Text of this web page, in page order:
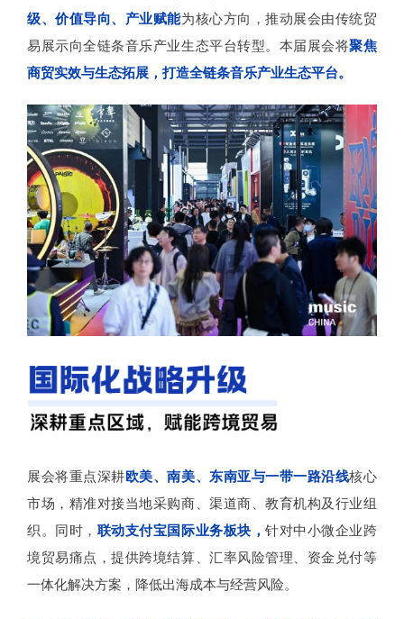
级、价值导向、产业赋能为核心方向，推动展会由传统贸
易展示向全链条音乐产业生态平台转型。本届展会将聚焦
商贸实效与生态拓展，打造全链条音乐产业生态平台。
展会将重点深耕欧美、南美、东南亚与一带一路沿线核心
市场，精准对接当地采购商、渠道商、教育机构及行业组
织。同时， 联动支付宝国际业务板块，针对中小微企业跨
境贸易痛点，提供跨境结算、汇率风险管理、资金兑付等
一体化解决方案，降低出海成本与经营风险。